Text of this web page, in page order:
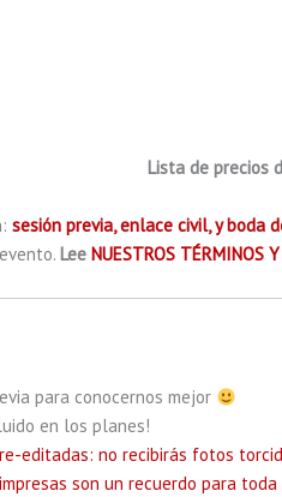
Lista de precios
sesión previa, enlace civil, y boda
Lee NUESTROS TÉRMINOS
para conocernos mejor
en los planes!
editadas: no recibirás fotos
son un recuerdo para